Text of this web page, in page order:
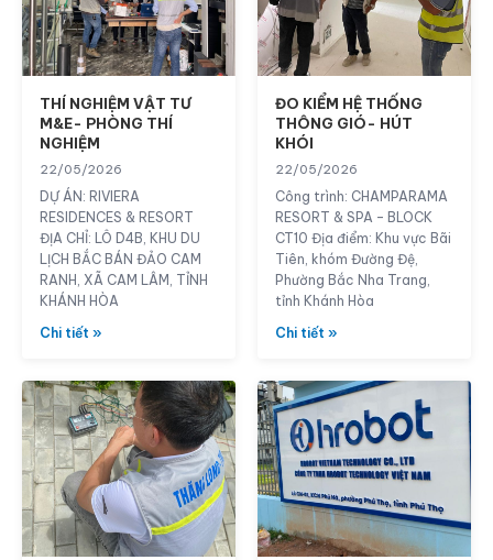
THÍ NGHIỆM VẬT TƯ
M&E- PHÒNG THÍ
NGHIỆM
22/05/2026
DỰ ÁN: RIVIERA
RESIDENCES & RESORT
ĐỊA CHỈ: LÔ D4B, KHU DU
LỊCH BẮC BÁN ĐẢO CAM
RANH, XÃ CAM LÂM, TỈNH
KHÁNH HÒA
Chi tiết »
ĐO KIỂM HỆ THỐNG
THÔNG GIÓ- HÚT
KHÓI
22/05/2026
Công trình: CHAMPARAMA
RESORT & SPA – BLOCK
CT10 Địa điểm: Khu vực Bãi
Tiên, khóm Đường Đệ,
Phường Bắc Nha Trang,
tỉnh Khánh Hòa
Chi tiết »